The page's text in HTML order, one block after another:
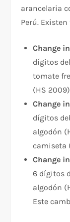
arancelaria
Perú.
Change
dígitos
tomate
(HS
Change
dígitos
algodón
camiseta
Change
6 dígitos
algodón
Este